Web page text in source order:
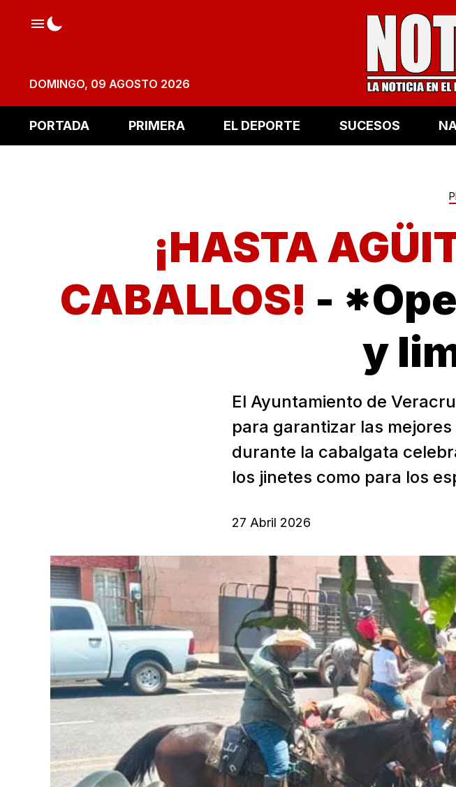
DOMINGO, 09 AGOSTO 2026
PORTADA PRIMERA EL DEPORTE SUCESOS
¡HASTA
CABALLOS! -
y
El Ayuntamiento de
para garantizar las
durante la cabalgata
los jinetes como para los
27 Abril 2026